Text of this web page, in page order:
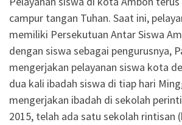
campur tangan Tuhan. Saat ini,
memiliki Persekutuan Antar Siswa
dengan siswa sebagai pengurusnya,
mengerjakan pelayanan siswa kota
dua kali ibadah siswa di tiap hari
mengerjakan ibadah di sekolah
2015, telah ada satu sekolah rintisan